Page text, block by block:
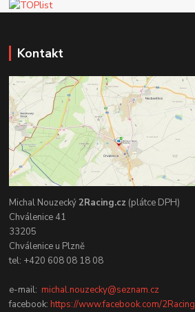
Kontakt
Michal Nouzecký2Racing.cz (plátce DPH)
Chválenice 41
33205
Chválenice u Plzně
tel: +420 608 08 18 08
e-mail:michal.nouzecky@seznam.cz
facebook:https://www.facebook.com/2Racing